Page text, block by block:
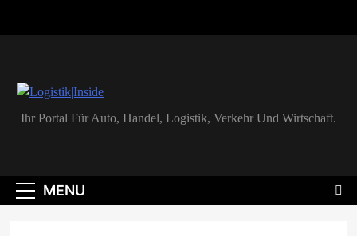
Logistik|Inside
Ihr Portal Für Auto, Handel, Logistik, Verkehr Und Wirtschaft.
MENU